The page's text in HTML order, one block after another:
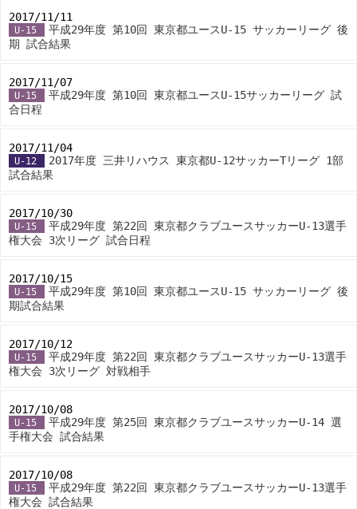
2017/11/11
U-15
平成29年度 第10回 東京都ユースU-15 サッカーリーグ 後
期 試合結果
2017/11/07
U-15
平成29年度 第10回 東京都ユースU-15サッカーリーグ 試
合日程
2017/11/04
U-12
2017年度 三井リハウス 東京都U-12サッカーTリーグ 1部
試合結果
2017/10/30
U-15
平成29年度 第22回 東京都クラブユースサッカーU-13選手
権大会 3次リーグ 試合日程
2017/10/15
U-15
平成29年度 第10回 東京都ユースU-15 サッカーリーグ 後
期試合結果
2017/10/12
U-15
平成29年度 第22回 東京都クラブユースサッカーU-13選手
権大会 3次リーグ 対戦相手
2017/10/08
U-15
平成29年度 第25回 東京都クラブユースサッカーU-14 選
手権大会 試合結果
2017/10/08
U-15
平成29年度 第22回 東京都クラブユースサッカーU-13選手
権大会 試合結果